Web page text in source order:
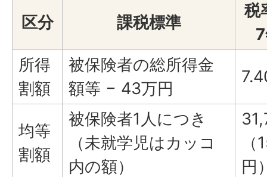
区分 課税標準
税
所得
割額
被保険者の総所得金
額等 − 43万円
均等
割額
被保険者1人につき
（未就学児はカッコ
内の額）
円